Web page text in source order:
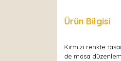
Ürün Bilgisi
Kırmızı renkte
de masa